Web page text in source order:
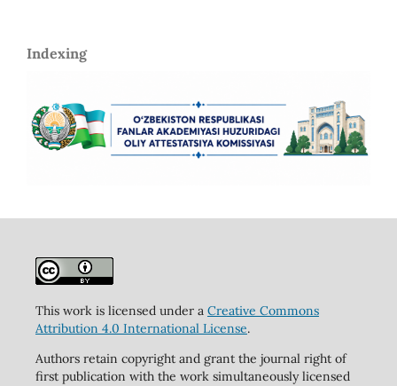
Indexing
This work is licensed under a Creative Commons
Attribution 4.0 International License.
Authors retain copyright and grant the journal right of
first publication with the work simultaneously licensed